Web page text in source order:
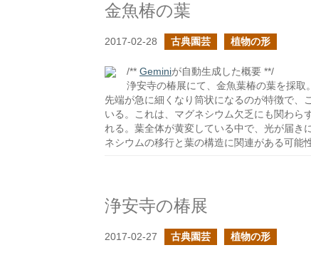
金魚椿の葉
2017-02-28 古典園芸 植物の形
/** Geminiが自動生成した概要 **/
浄安寺の椿展にて、金魚葉椿の葉を採
先端が急に細くなり筒状になるのが特徴で、
いる。これは、マグネシウム欠乏にも関わら
れる。葉全体が黄変している中で、光が届き
ネシウムの移行と葉の構造に関連がある可能
浄安寺の椿展
2017-02-27 古典園芸 植物の形